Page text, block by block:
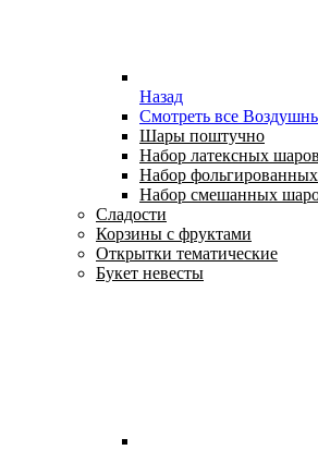
Назад
Смотреть все
Шары поштучно
Набор латексных шаров
Набор
Набор смешанных
Сладости
Корзины с фруктами
Открытки тематические
Букет невесты